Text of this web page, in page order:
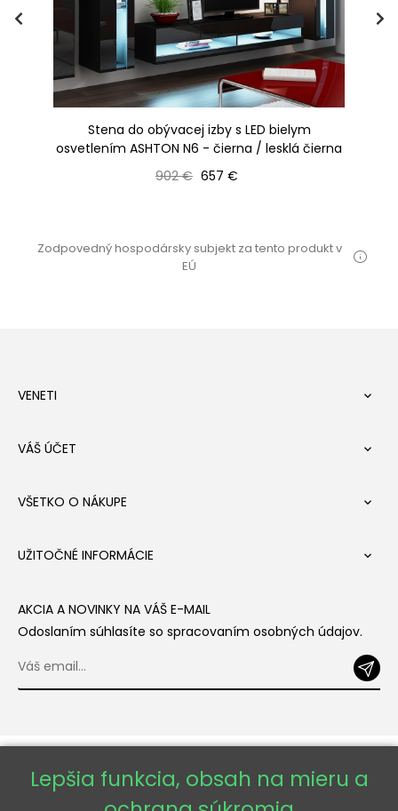
Stena do obývacej izby s LED bielym
osvetlením ASHTON N6 - čierna / lesklá čierna
Bežná cena
902 € Cena
657 €
Zodpovedný hospodársky subjekt za tento produkt v
EÚ
VENETI 
VÁŠ ÚČET 
VŠETKO O NÁKUPE 
UŽITOČNÉ INFORMÁCIE 
AKCIA A NOVINKY NA VÁŠ E-MAIL
Odoslaním súhlasíte so spracovaním osobných údajov.
Lepšia funkcia, obsah na mieru a